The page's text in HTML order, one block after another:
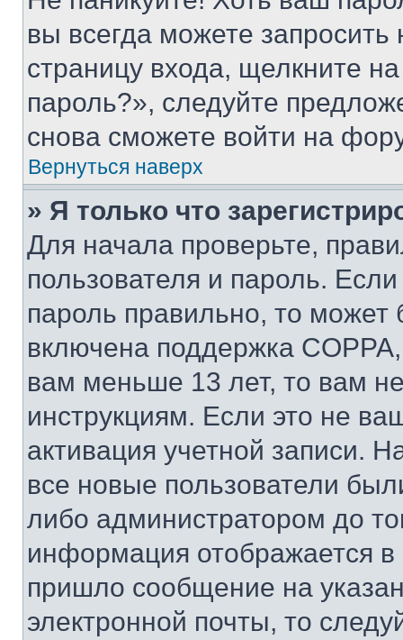
вы всегда можете
страницу входа, щелкните
пароль?», следуйте
снова сможете войти на
Вернуться наверх
» Я только что
Для начала проверьте,
пользователя и пароль.
пароль правильно, то может
включена поддержка
вам меньше 13 лет, то вам
инструкциям. Если это не
активация учетной записи.
все новые пользователи
либо администратором до
информация отображается
пришло сообщение на
электронной почты, то